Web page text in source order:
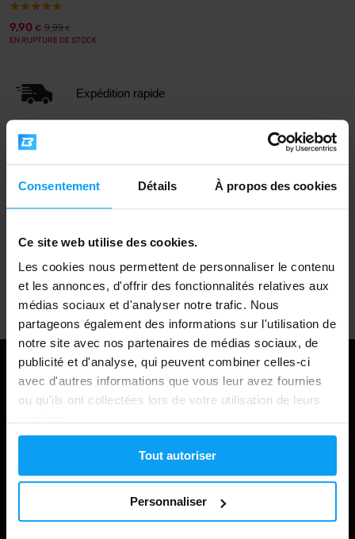
Consentement Détails À propos des cookies
Ce site web utilise des cookies.
Les cookies nous permettent de personnaliser le contenu
et les annonces, d'offrir des fonctionnalités relatives aux
médias sociaux et d'analyser notre trafic. Nous
partageons également des informations sur l'utilisation de
notre site avec nos partenaires de médias sociaux, de
publicité et d'analyse, qui peuvent combiner celles-ci
avec d'autres informations que vous leur avez fournies
ou qu'ils ont collectées lors de votre utilisation de leurs
Tout autoriser
Personnaliser
9,90 € 9,99€
EN RUPTURE DE STOCK
Expédition rapide
Support client professionnel
Shopping